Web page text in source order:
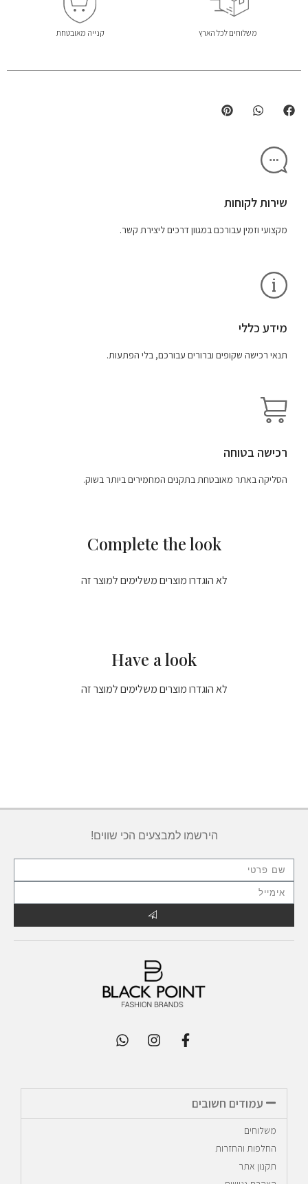
משלוחים לכל הארץ קנייה מאובטחת
שירות לקוחות
מקצועי וזמין עבורכם במגוון דרכים ליצירת קשר.
מידע כללי
תנאי רכישה שקופים וברורים עבורכם, בלי הפתעות.
רכישה בטוחה
הסליקה באתר מאובטחת בתקנים המחמירים ביותר בשוק.
Complete the look
לא הוגדרו מוצרים משלימים למוצר זה
Have a look
לא הוגדרו מוצרים משלימים למוצר זה
הירשמו למבצעים הכי שווים!
עמודים חשובים
משלוחים
החלפות והחזרות
תקנון אתר